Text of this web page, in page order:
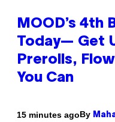
MOOD’s 4th
Today— Get
Prerolls,
You Can
15 minutes agoBy